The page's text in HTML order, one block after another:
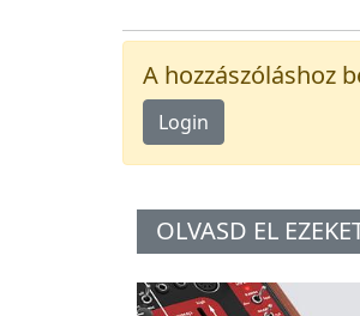
A hozzászóláshoz
Login
OLVASD EL